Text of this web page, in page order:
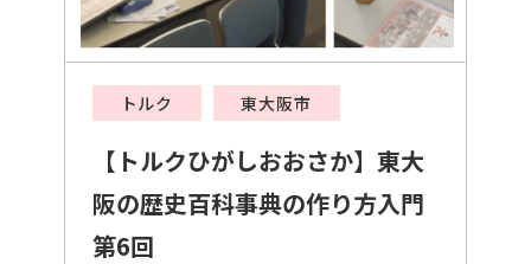
トルク 東大阪市
【トルクひがしおおさか】東大
阪の歴史百科事典の作り方入門
第6回